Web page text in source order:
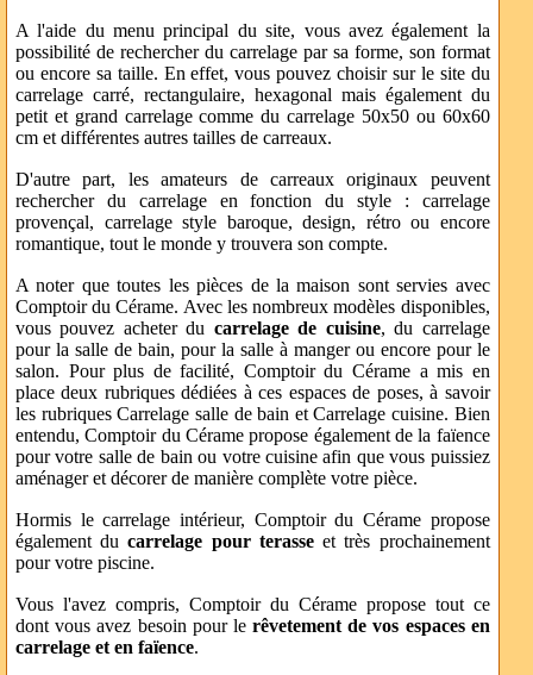
A l'aide du menu principal du site, vous avez également la
possibilité de rechercher du carrelage par sa forme, son format
ou encore sa taille. En effet, vous pouvez choisir sur le site du
carrelage carré, rectangulaire, hexagonal mais également du
petit et grand carrelage comme du carrelage 50x50 ou 60x60
cm et différentes autres tailles de carreaux.
D'autre part, les amateurs de carreaux originaux peuvent
rechercher du carrelage en fonction du style : carrelage
provençal, carrelage style baroque, design, rétro ou encore
romantique, tout le monde y trouvera son compte.
A noter que toutes les pièces de la maison sont servies avec
Comptoir du Cérame. Avec les nombreux modèles disponibles,
vous pouvez acheter du carrelage de cuisine, du carrelage
pour la salle de bain, pour la salle à manger ou encore pour le
salon. Pour plus de facilité, Comptoir du Cérame a mis en
place deux rubriques dédiées à ces espaces de poses, à savoir
les rubriques Carrelage salle de bain et Carrelage cuisine. Bien
entendu, Comptoir du Cérame propose également de la faïence
pour votre salle de bain ou votre cuisine afin que vous puissiez
aménager et décorer de manière complète votre pièce.
Hormis le carrelage intérieur, Comptoir du Cérame propose
également ducarrelage pour terasseet très prochainement
pour votre piscine.
Vous l'avez compris, Comptoir du Cérame propose tout ce
dont vous avez besoin pour lerêvetement de vos espaces en
carrelage et en faïence.